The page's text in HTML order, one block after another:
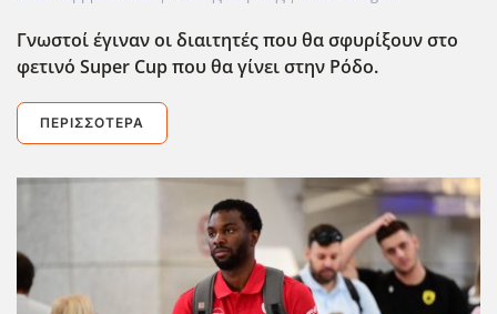
Γνωστοί έγιναν οι διαιτητές που θα σφυρίξουν στο
φετινό Super Cup που θα γίνει στην Ρόδο.
ΠΕΡΙΣΣΌΤΕΡΑ